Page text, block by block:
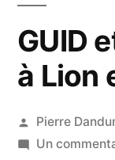
GUID
à Lion
Publié
par
Pierre
Un